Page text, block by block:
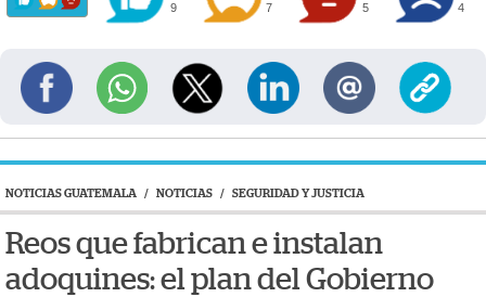
9 7 5 4
NOTICIAS GUATEMALA / NOTICIAS / SEGURIDAD Y JUSTICIA
Reos que fabrican e instalan
adoquines: el plan del Gobierno